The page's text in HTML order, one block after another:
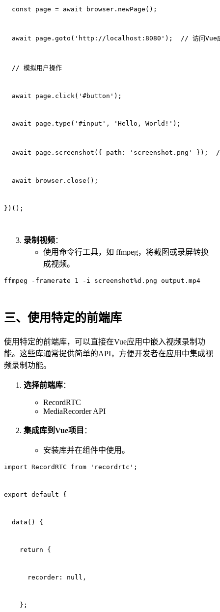
  const page = await browser.newPage();
await page.goto('http://localhost:8080');  // 访问Vue
  // 模拟用户操作
  await page.click('#button');
  await page.type('#input', 'Hello, World!');
await page.screenshot({ path: 'screenshot.png' });
  await browser.close();
})();
录制视频：
使用命令行工具，如 ffmpeg，将截图或录屏转换
成视频。
ffmpeg -framerate 1 -i screenshot%d.png output.mp4
三、使用特定的前端库
使用特定的前端库，可以直接在Vue应用中嵌入视频录制功
能。这些库通常提供简单的API，方便开发者在应用中集成视
频录制功能。
选择前端库：
RecordRTC
MediaRecorder API
集成库到Vue项目 ：
安装库并在组件中使用。
import RecordRTC from 'recordrtc';
export default {
  data() {
    return {
      recorder: null,
    };